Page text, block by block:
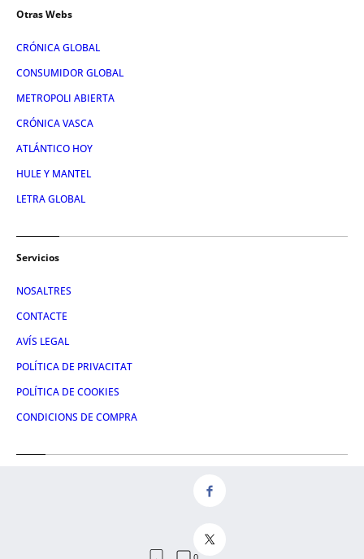
Otras Webs
CRÓNICA GLOBAL
CONSUMIDOR GLOBAL
METROPOLI ABIERTA
CRÓNICA VASCA
ATLÁNTICO HOY
HULE Y MANTEL
LETRA GLOBAL
Servicios
NOSALTRES
CONTACTE
AVÍS LEGAL
POLÍTICA DE PRIVACITAT
POLÍTICA DE COOKIES
CONDICIONS DE COMPRA